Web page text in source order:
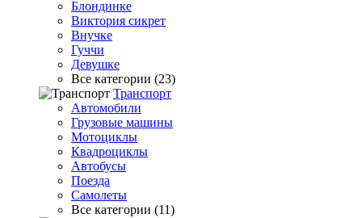
Блондинке
Виктория сикрет
Внучке
Гуччи
Девушке
Все категории (23)
Транспорт
Автомобили
Грузовые машины
Мотоциклы
Квадроциклы
Автобусы
Поезда
Самолеты
Все категории (11)